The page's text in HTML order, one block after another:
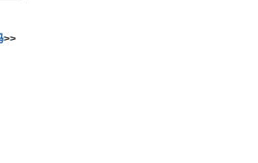
>>